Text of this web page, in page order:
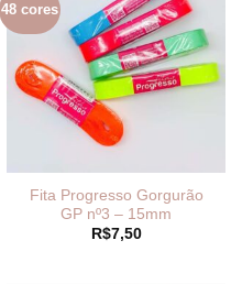
48 cores
Fita Progresso Gorgurão
GP nº3 – 15mm
R$7,50